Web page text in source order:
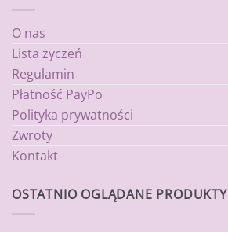
O nas
Lista życzeń
Regulamin
Płatność PayPo
Polityka prywatności
Zwroty
Kontakt
OSTATNIO OGLĄDANE PRODUKTY